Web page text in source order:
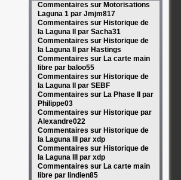
Commentaires sur Motorisations
Laguna 1 par Jmjm817
Commentaires sur Historique de
la Laguna II par Sacha31
Commentaires sur Historique de
la Laguna II par Hastings
Commentaires sur La carte main
libre par baloo55
Commentaires sur Historique de
la Laguna II par SEBF
Commentaires sur La Phase II par
Philippe03
Commentaires sur Historique par
Alexandre022
Commentaires sur Historique de
la Laguna III par xdp
Commentaires sur Historique de
la Laguna III par xdp
Commentaires sur La carte main
libre par lindien85